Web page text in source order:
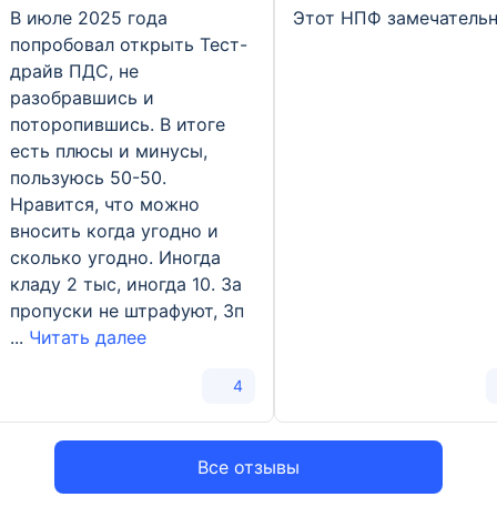
Все отзывы
пенсионный фонд «ВТБ
«Пенсионный фонд»
В июле 2025 года
попробовал открыть Тест-
драйв ПДС, не
разобравшись и
поторопившись. В итоге
есть плюсы и минусы,
пользуюсь 50-50.
Нравится, что можно
вносить когда угодно и
сколько угодно. Иногда
кладу 2 тыс, иногда 10. За
пропуски не штрафуют, Зп
... Читать далее
4
пенсионный фонд
Этот НПФ